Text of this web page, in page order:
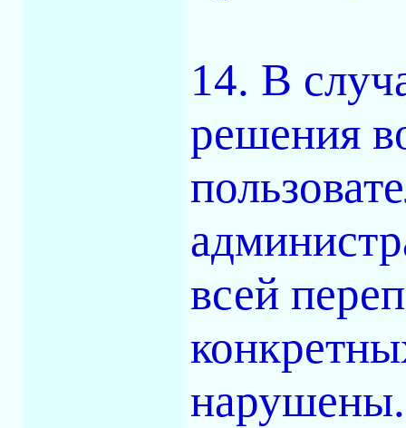
14. В
решения
всей
нарушены.